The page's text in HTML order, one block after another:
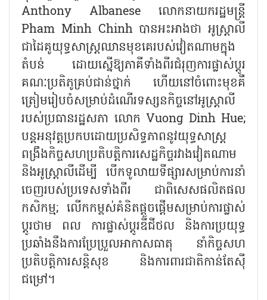
Anthony Albanese លោកនាយករដ្ឋមន្ត្រី
Pham Minh Chinh បានអះអាងថា អូស្ត្រាលី
ជាដៃគូយុទ្ធសាស្ត្រឈានមុខគេរបស់វៀតណាមក្នុង
តំបន់ ដោយស្នើឱ្យភាគីទាំងពីរជំរុញការផ្លាស់ប្តូរ
គណៈប្រតិភូគ្រប់ជាន់ថ្នាក់ ហើយនៅចំពោះមុខគឺ
ត្រៀមរៀបចំសម្រាប់ដំណើរទស្សនកិច្ចនៅអូស្ត្រាលី
របស់ប្រធានរដ្ឋសភា លោក Vuong Dinh Hue;
បន្តអនុវត្តប្រកបដោយប្រសិទ្ធភាពនូវយុទ្ធសាស្ត្រ
ពង្រឹងកិច្ចសហប្រតិបត្តិការសេដ្ឋកិច្ចរវាងវៀតណាម
និងអូស្ត្រាលីដើម្បី បើកទូលាយទីផ្សារសម្រាប់ការនាំ
ចេញរបស់ប្រទេសទាំងពីរ ជាពិសេសផលិតផល
កសិកម្ម; លើកកម្ពស់គំនិតផ្តួចផ្តើមសម្រាប់ការផ្លាស់
ប្តូរថាម ពល ការផ្លាស់ប្តូរឌីជីថល និងការប្រយុទ្ធ
ប្រឆាំងនឹងការប្រែប្រួលអាកាសធាតុ នាំកិច្ចសហ
ប្រតិបត្តិការសន្តិសុខ និងការពារជាតិកាន់តែស៊ី
ជម្រៅ។